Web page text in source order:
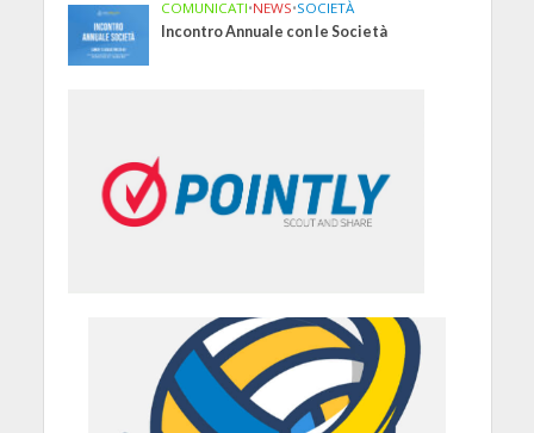
COMUNICATI•NEWS•SOCIETÀ
Incontro Annuale con le Società